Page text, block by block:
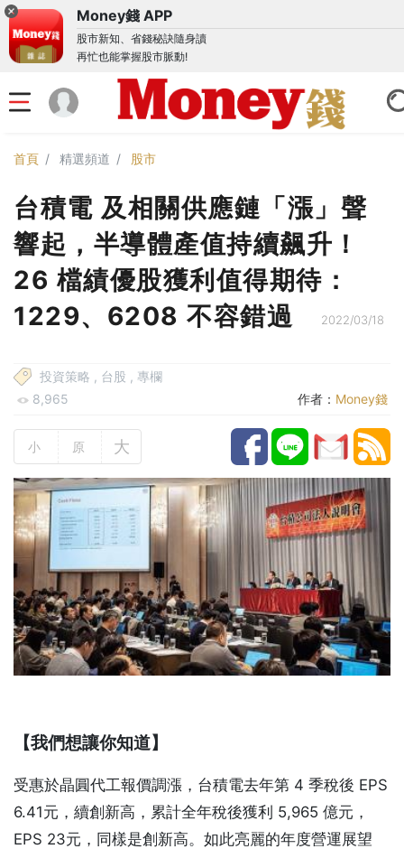
Money錢 APP
股市新知、省錢秘訣隨身讀
再忙也能掌握股市脈動!
首頁 精選頻道 股市
台積電 及相關供應鏈「漲」聲
響起，半導體產值持續飆升！
26 檔績優股獲利值得期待：
1229、6208 不容錯過
2022/03/18
投資策略 , 台股 , 專欄
8,965
作者： Money錢
小 原 大
【我們想讓你知道】
受惠於晶圓代工報價調漲，台積電去年第 4 季稅後 EPS
6.41元，續創新高，累計全年稅後獲利 5,965 億元，
EPS 23元，同樣是創新高。如此亮麗的年度營運展望